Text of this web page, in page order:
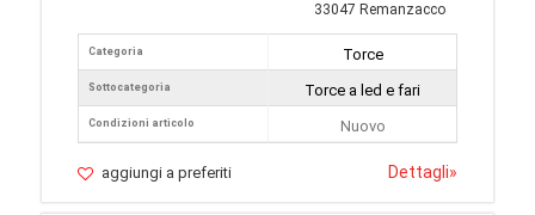
33047 Remanzacco
Categoria
Sottocategoria
Condizioni articolo
Torce
Torce a led e fari
Nuovo
aggiungi a preferiti Dettagli»